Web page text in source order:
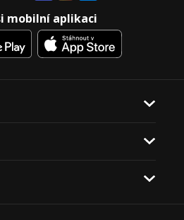
mobilní aplikaci